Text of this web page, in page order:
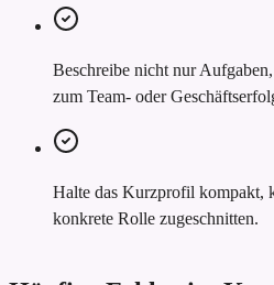
Beschreibe nicht nur
zum Team- oder
Halte das Kurzprofil kompakt,
konkrete Rolle zugeschnitten.